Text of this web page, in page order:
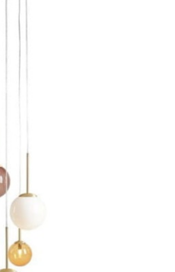
0. Zobacz